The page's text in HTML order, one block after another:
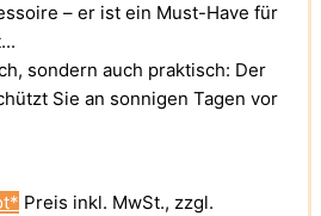
– er ist ein Must-Have für
sondern auch praktisch: Der
Sie an sonnigen Tagen vor
Preis inkl. MwSt., zzgl.